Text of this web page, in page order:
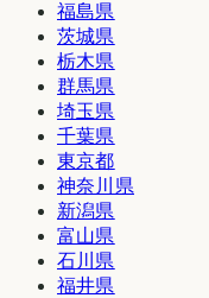
福島県
茨城県
栃木県
群馬県
埼玉県
千葉県
東京都
神奈川県
新潟県
富山県
石川県
福井県